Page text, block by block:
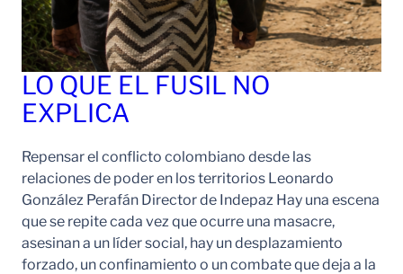
LO QUE EL FUSIL NO
EXPLICA
Repensar el conflicto colombiano desde las
relaciones de poder en los territorios Leonardo
González Perafán Director de Indepaz Hay una escena
que se repite cada vez que ocurre una masacre,
asesinan a un líder social, hay un desplazamiento
forzado, un confinamiento o un combate que deja a la